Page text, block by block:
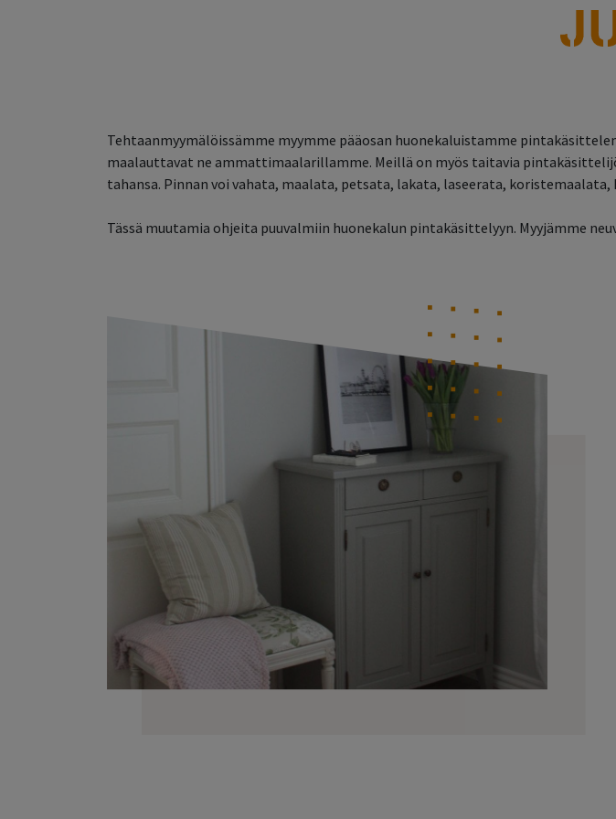
Tehtaanmyymälöissämme myymme pääosan huonekaluistamme
maalauttavat ne ammattimaalarillamme. Meillä on myös taitavia
tahansa. Pinnan voi vahata, maalata, petsata, lakata, laseerata,
Tässä muutamia ohjeita puuvalmiin huonekalun pintakäsittelyyn. Myyjämme